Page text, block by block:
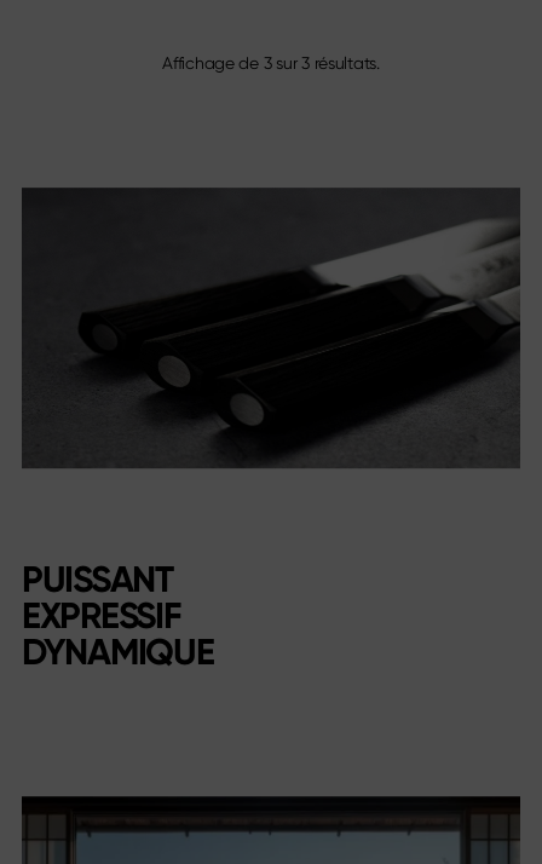
Affichage de 3sur3 résultats.
PUISSANT
EXPRESSIF
DYNAMIQUE